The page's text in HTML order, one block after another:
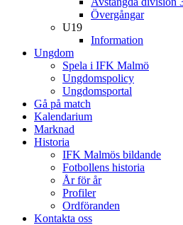
Övergångar
U19
Information
Ungdom
Spela i IFK Malmö
Ungdomspolicy
Ungdomsportal
Gå på match
Kalendarium
Marknad
Historia
IFK Malmös bildande
Fotbollens historia
År för år
Profiler
Ordföranden
Kontakta oss